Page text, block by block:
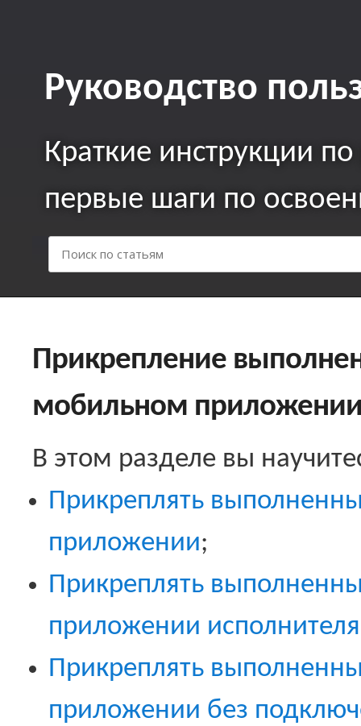
Руководство
Краткие инcтрукции
первые шаги по
Прикрепление
мобильном
В этом разделе вы
Прикреплять
приложении;
Прикреплять
приложении исполнителя
Прикреплять
приложении без